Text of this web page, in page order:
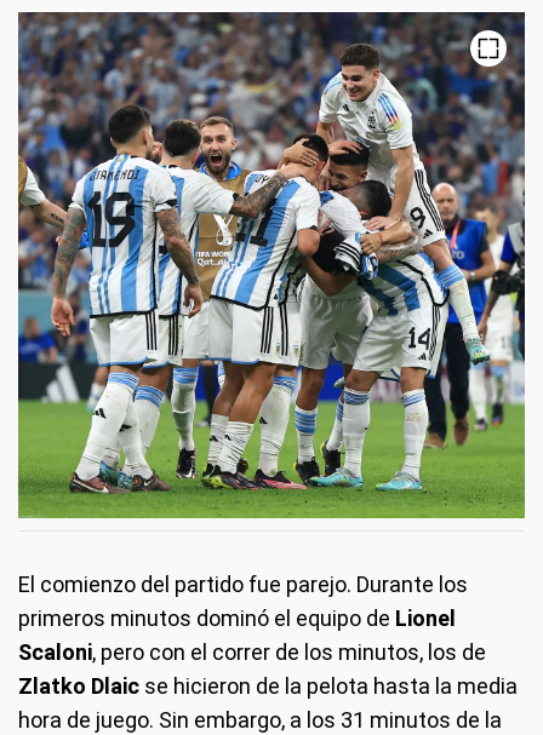
El comienzo del partido fue parejo. Durante los
primeros minutos dominó el equipo de Lionel
Scaloni, pero con el correr de los minutos, los de
Zlatko Dlaic se hicieron de la pelota hasta la media
hora de juego. Sin embargo, a los 31 minutos de la